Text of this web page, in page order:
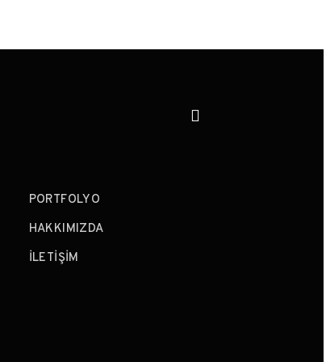
PORTFOLYO
HAKKIMIZDA
İLETIŞIM